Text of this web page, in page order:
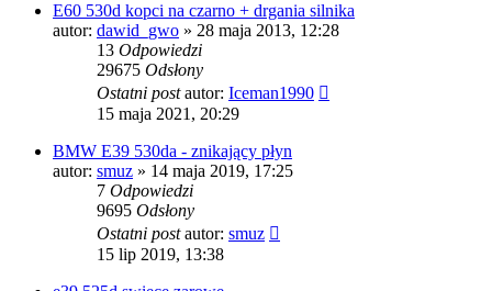
E60 530d kopci na czarno + drgania silnika
autor: dawid_gwo » 28 maja 2013, 12:28
13 Odpowiedzi
29675 Odsłony
Ostatni postautor: Iceman1990
15 maja 2021, 20:29
BMW E39 530da - znikający płyn
autor: smuz » 14 maja 2019, 17:25
7 Odpowiedzi
9695 Odsłony
Ostatni postautor: smuz
15 lip 2019, 13:38